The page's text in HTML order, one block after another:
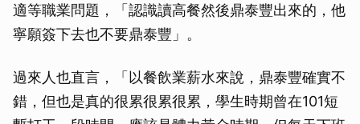
適等職業問題，「認識讀高餐然後鼎泰豐出來的，他
寧願簽下去也不要鼎泰豐」。
過來人也直言，「以餐飲業薪水來說，鼎泰豐確實不
錯，但也是真的很累很累很累，學生時期曾在101短